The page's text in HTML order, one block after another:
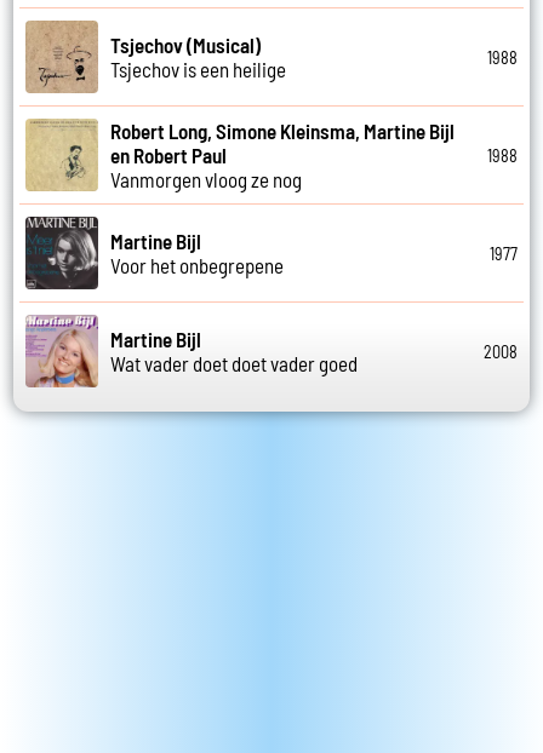
Tsjechov (Musical)
Tsjechov is een heilige
1988
Robert Long, Simone Kleinsma, Martine Bijl
en Robert Paul
Vanmorgen vloog ze nog
1988
Martine Bijl
Voor het onbegrepene
1977
Martine Bijl
Wat vader doet doet vader goed
2008